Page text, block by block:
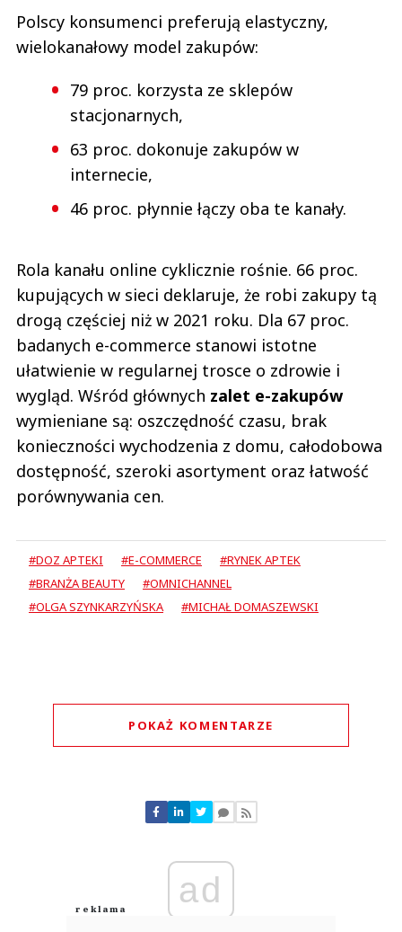
Polscy konsumenci preferują elastyczny,
wielokanałowy model zakupów:
79 proc. korzysta ze sklepów
stacjonarnych,
63 proc. dokonuje zakupów w
internecie,
46 proc. płynnie łączy oba te kanały.
Rola kanału online cyklicznie rośnie. 66 proc.
kupujących w sieci deklaruje, że robi zakupy tą
drogą częściej niż w 2021 roku. Dla 67 proc.
badanych e-commerce stanowi istotne
ułatwienie w regularnej trosce o zdrowie i
wygląd. Wśród głównych zalet e-zakupów
wymieniane są: oszczędność czasu, brak
konieczności wychodzenia z domu, całodobowa
dostępność, szeroki asortyment oraz łatwość
porównywania cen.
#DOZ APTEKI #E-COMMERCE
#RYNEK APTEK
#BRANŻA BEAUTY
#OMNICHANNEL
#OLGA SZYNKARZYŃSKA
#MICHAŁ DOMASZEWSKI
POKAŻ KOMENTARZE
Nie znaleziono komentarzy
Zostaw swoje komentarze
Anuluj
ad